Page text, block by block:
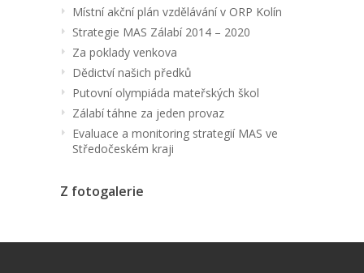
Místní akční plán vzdělávání v ORP Kolín
Strategie MAS Zálabí 2014 – 2020
Za poklady venkova
Dědictví našich předků
Putovní olympiáda mateřských škol
Zálabí táhne za jeden provaz
Evaluace a monitoring strategií MAS ve
Středočeském kraji
Z fotogalerie